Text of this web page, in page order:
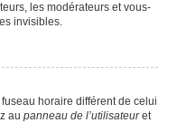
les modérateurs et vous-
invisibles.
fuseau horaire différent de celui
au panneau de l’utilisateuret